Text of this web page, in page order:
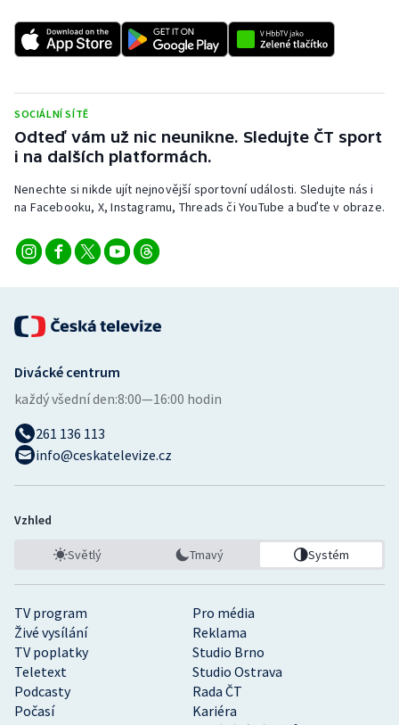
SOCIÁLNÍ SÍTĚ
Odteď vám už nic neunikne. Sledujte ČT sport
i na dalších platformách.
Nenechte si nikde ujít nejnovější sportovní události. Sledujte nás i
na Facebooku, X, Instagramu, Threads či YouTube a buďte v obraze.
TV program
Pro média
Živé vysílání
Reklama
TV poplatky
Studio Brno
Teletext
Studio Ostrava
Podcasty
Rada ČT
Počasí
Kariéra
Divácké centrum
každý všední den:8:00—16:00 hodin
261 136 113
info@ceskatelevize.cz
Vzhled
Světlý Tmavý Systém